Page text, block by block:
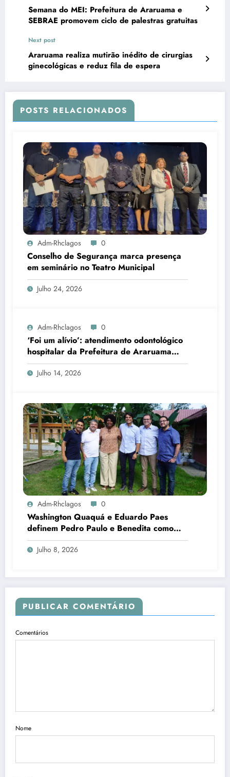
Semana do MEI: Prefeitura de Araruama e
SEBRAE promovem ciclo de palestras gratuitas
Next post
Araruama realiza mutirão inédito de cirurgias
ginecológicas e reduz fila de espera
POSTS RELACIONADOS
Adm-Rhclagos 0
Conselho de Segurança marca presença
em seminário no Teatro Municipal
Julho 24, 2026
Adm-Rhclagos 0
‘Foi um alívio’: atendimento odontológico
hospitalar da Prefeitura de Araruama
transforma rotina de famílias atípicas
Julho 14, 2026
Adm-Rhclagos 0
Washington Quaquá e Eduardo Paes
definem Pedro Paulo e Benedita como
candidatos ao Senado no Rio
Julho 8, 2026
PUBLICAR COMENTÁRIO
Comentários
Nome